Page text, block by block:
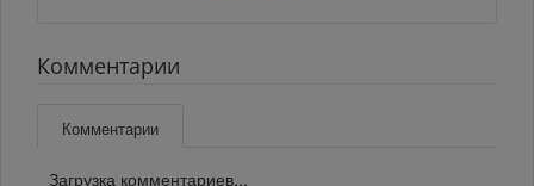
Комментарии
Комментарии
Загрузка комментариев...